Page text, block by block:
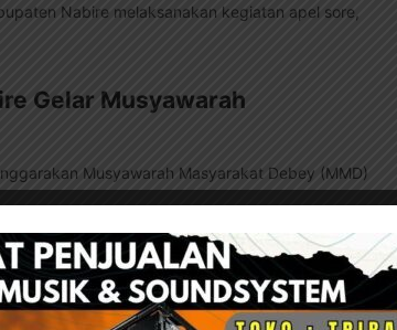
Nabire melaksanakan kegiatan apel sore,
Gelar Musyawarah
Musyawarah Masyarakat Debey (MMD)